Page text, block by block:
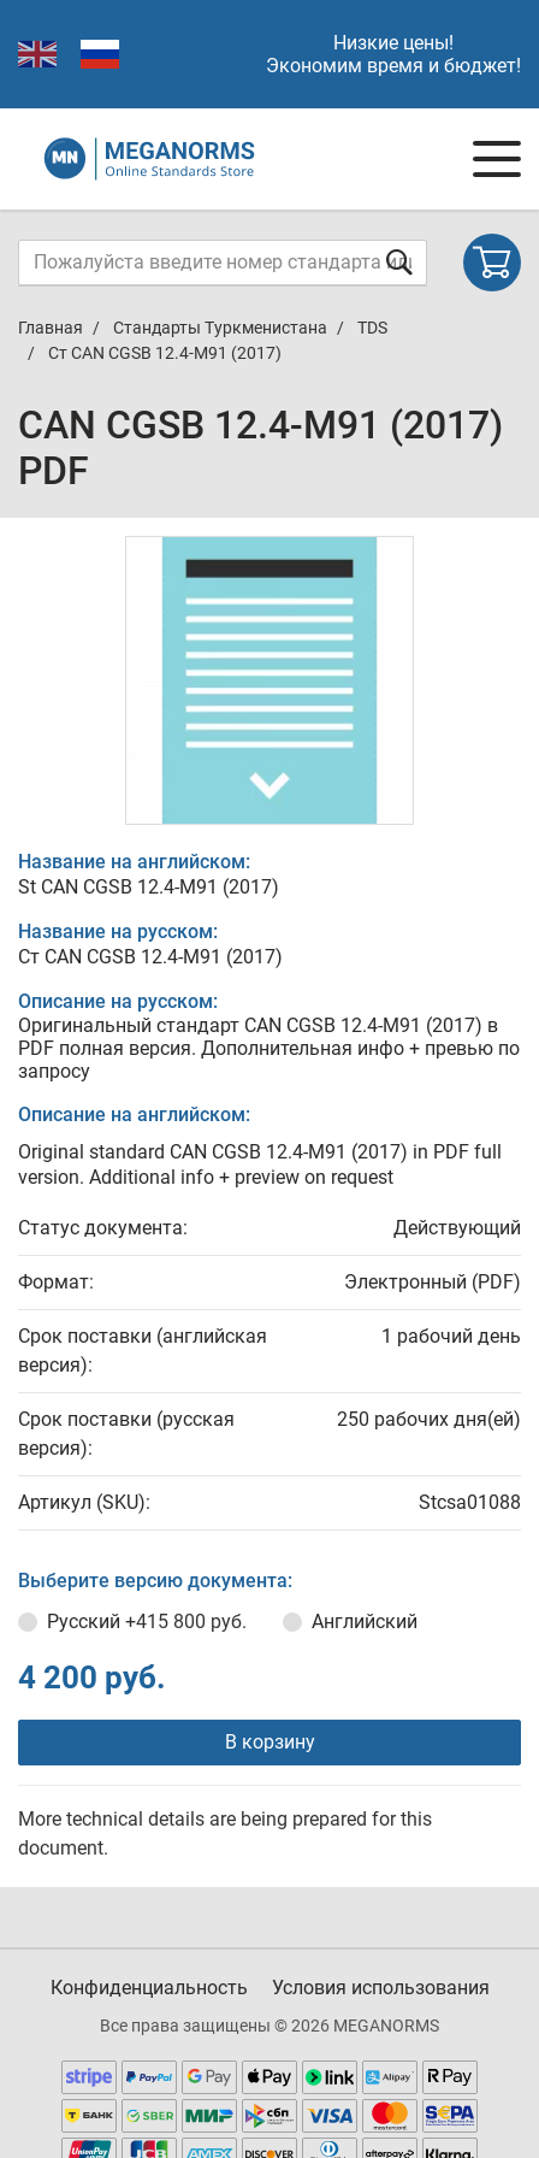
Низкие цены!
Экономим время и бюджет!
Главная Стандарты Туркменистана
TDS
Ст CAN CGSB 12.4-M91 (2017)
CAN CGSB 12.4-M91 (2017)
PDF
Название на английском:
St CAN CGSB 12.4-M91 (2017)
Название на русском:
Ст CAN CGSB 12.4-M91 (2017)
Описание на русском:
Оригинальный стандарт CAN CGSB 12.4-M91 (2017) в
PDF полная версия. Дополнительная инфо + превью по
запросу
Описание на английском:
Original standard CAN CGSB 12.4-M91 (2017) in PDF full
version. Additional info + preview on request
Статус документа: Действующий
Формат: Электронный (PDF)
Срок поставки (английская
версия):
1 рабочий день
Срок поставки (русская
версия):
250 рабочих дня(ей)
Артикул (SKU): Stcsa01088
Выберите версию документа:
Русский +415 800 руб. Английский
4 200 руб.
В корзину
More technical details are being prepared for this
document.
Конфиденциальность Условия использования
Все права защищены © 2026 MEGANORMS